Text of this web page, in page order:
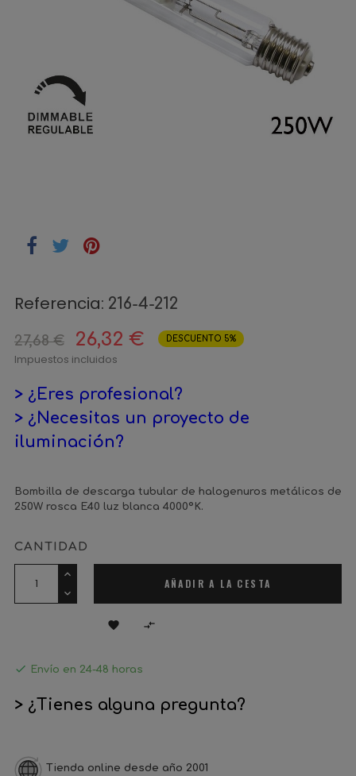
Referencia: 216-4-212
27,68 € 26,32 € DESCUENTO 5%
Impuestos incluidos
> ¿Eres profesional?
> ¿Necesitas un proyecto de
iluminación?
Bombilla de descarga tubular de halogenuros metálicos de
250W rosca E40 luz blanca 4000ºK.
CANTIDAD
AÑADIR A LA CESTA
 
 Envío en 24-48 horas
> ¿Tienes alguna pregunta?
Tienda online desde año 2001